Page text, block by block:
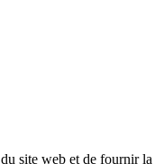
site web et de fournir